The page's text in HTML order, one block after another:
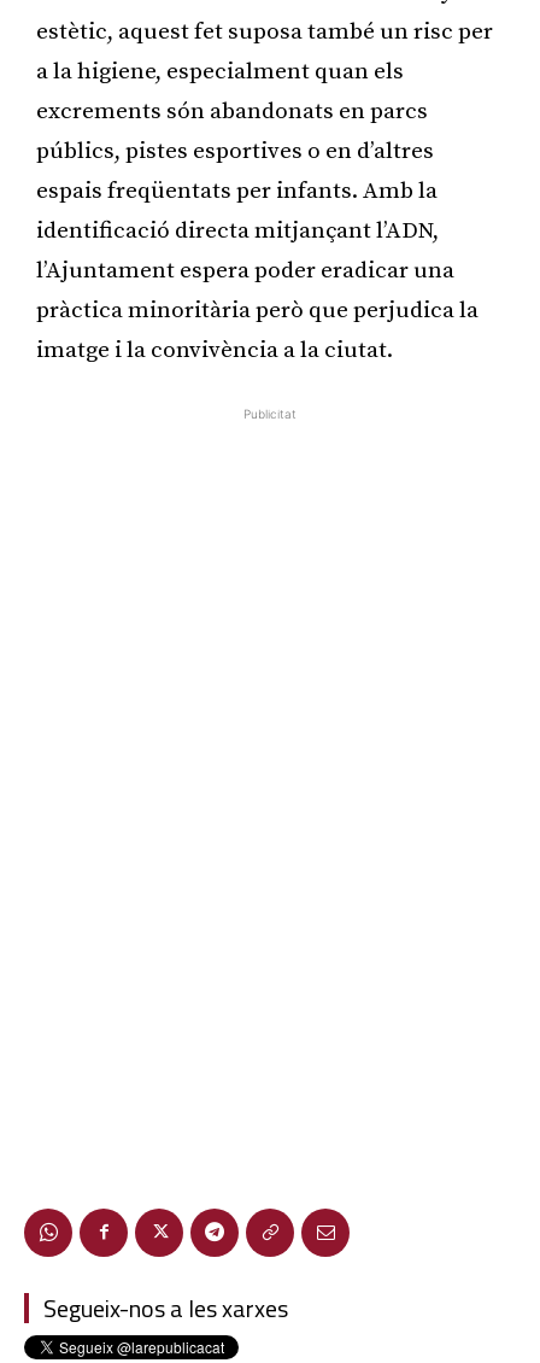
estètic, aquest fet suposa també un risc per
a la higiene, especialment quan els
excrements són abandonats en parcs
públics, pistes esportives o en d’altres
espais freqüentats per infants. Amb la
identificació directa mitjançant l’ADN,
l’Ajuntament espera poder eradicar una
pràctica minoritària però que perjudica la
imatge i la convivència a la ciutat.
Publicitat
Segueix-nos a les xarxes